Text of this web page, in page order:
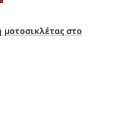
στο